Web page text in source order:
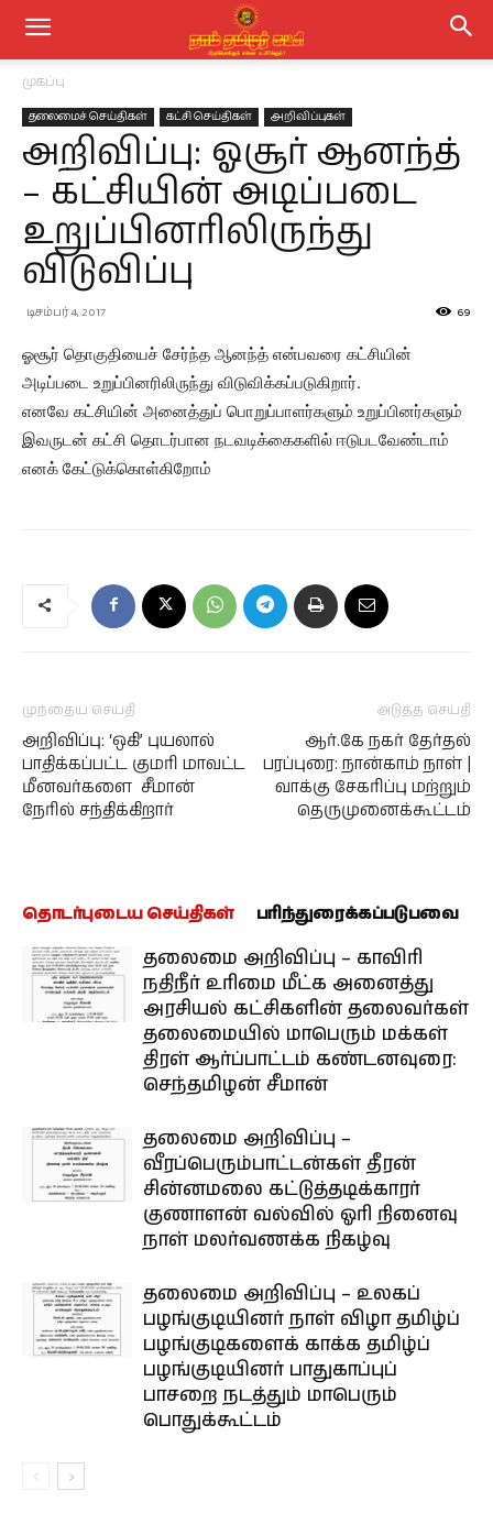
முகப்பு
தலைமைச் செய்திகள் கட்சி செய்திகள் அறிவிப்புகள்
அறிவிப்பு: ஓசூர் ஆனந்த்
– கட்சியின் அடிப்படை
உறுப்பினரிலிருந்து
விடுவிப்பு
டிசம்பர் 4, 2017 69
ஓசூர் தொகுதியைச் சேர்ந்த ஆனந்த் என்பவரை கட்சியின்
அடிப்படை உறுப்பினரிலிருந்து விடுவிக்கப்படுகிறார்.
எனவே கட்சியின் அனைத்துப் பொறுப்பாளர்களும் உறுப்பினர்களும்
இவருடன் கட்சி தொடர்பான நடவடிக்கைகளில் ஈடுபடவேண்டாம்
எனக் கேட்டுக்கொள்கிறோம்
முந்தைய செய்தி
அறிவிப்பு: ‘ஒகி’ புயலால்
பாதிக்கப்பட்ட குமரி மாவட்ட
மீனவர்களை சீமான்
நேரில் சந்திக்கிறார்
அடுத்த செய்தி
ஆர்.கே நகர் தேர்தல்
பரப்புரை: நான்காம் நாள் |
வாக்கு சேகரிப்பு மற்றும்
தெருமுனைக்கூட்டம்
தொடர்புடைய செய்திகள் பரிந்துரைக்கப்படுபவை
தலைமை அறிவிப்பு – காவிரி
நதிநீர் உரிமை மீட்க அனைத்து
அரசியல் கட்சிகளின் தலைவர்கள்
தலைமையில் மாபெரும் மக்கள்
திரள் ஆர்ப்பாட்டம் கண்டனவுரை:
செந்தமிழன் சீமான்
தலைமை அறிவிப்பு –
வீரப்பெரும்பாட்டன்கள் தீரன்
சின்னமலை கட்டுத்தடிக்காரர்
குணாளன் வல்வில் ஓரி நினைவு
நாள் மலர்வணக்க நிகழ்வு
தலைமை அறிவிப்பு – உலகப்
பழங்குடியினர் நாள் விழா தமிழ்ப்
பழங்குடிகளைக் காக்க தமிழ்ப்
பழங்குடியினர் பாதுகாப்புப்
பாசறை நடத்தும் மாபெரும்
பொதுக்கூட்டம்